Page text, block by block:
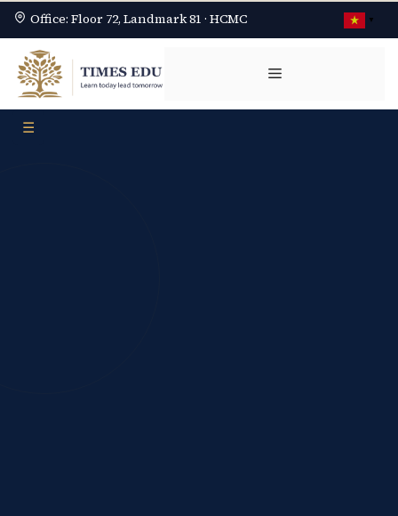
Office: Floor 72, Landmark 81 · HCMC ▼
Chuyển
đến
nội
dung
Menu
☰